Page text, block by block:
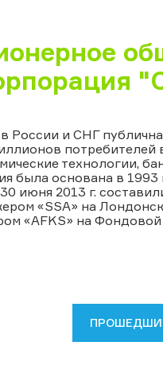
России и СНГ
потребителей
технологии,
была основана в 1993
июня 2013 г.
«SSA» на
«AFKS» на